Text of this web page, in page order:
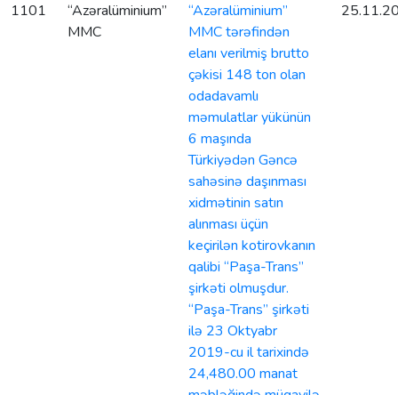
1101
“Azəralüminium”
MMC
“Azəralüminium”
MMC tərəfindən
elanı verilmiş brutto
çəkisi 148 ton olan
odadavamlı
məmulatlar yükünün
6 maşında
Türkiyədən Gəncə
sahəsinə daşınması
xidmətinin satın
alınması üçün
keçirilən kotirovkanın
qalibi “Paşa-Trans”
şirkəti olmuşdur.
“Paşa-Trans” şirkəti
ilə 23 Oktyabr
2019-cu il tarixində
24,480.00 manat